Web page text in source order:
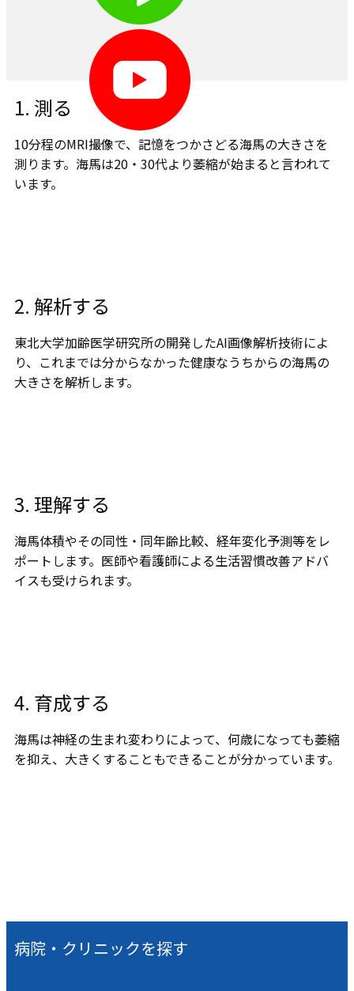
1. ​測る
10分程のMRI撮像で、記憶をつかさどる海馬の大きさを
測ります。​海馬は20・30代より萎縮が始まると言われて
います。
2. 解析する
東北⼤学加齢医学研究所の開発したAI画像解析技術によ
り、これまでは分からなかった健康なうちからの海⾺の
大きさを解析します。
3. 理解する
海馬体積やその同性・同年齢比較、経年変化予測等をレ
ポートします。医師や看護師による生活習慣改善アドバ
イスも受けられます。
4. 育成する
海馬は神経の生まれ変わりによって、何歳になっても萎縮
を抑え、大きくすることもできることが分かっています。
病院・クリニックを探す